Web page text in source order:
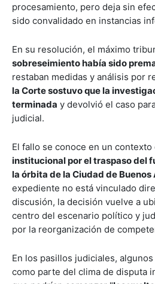
procesamiento, pero deja sin
sido convalidado en instancias
En su resolución, el máximo
sobreseimiento había sido
restaban medidas y análisis por
la Corte sostuvo que la
terminada y devolvió el caso
judicial.
El fallo se conoce en un contexto
institucional por el traspaso del
la órbita de la Ciudad de Buenos
expediente no está vinculado
discusión, la decisión vuelve a
centro del escenario político y
por la reorganización de
En los pasillos judiciales,
como parte del clima de disputa